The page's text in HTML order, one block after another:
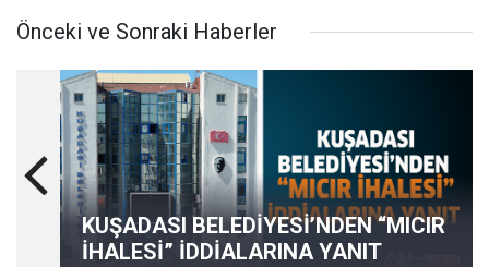
Önceki ve Sonraki Haberler
KUŞADASI BELEDİYESİ’NDEN “MICIR
İHALESİ” İDDİALARINA YANIT